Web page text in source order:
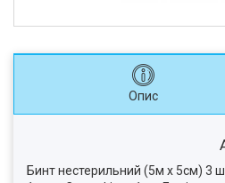
Опис
Бинт нестерильний (5м х 5см) 3